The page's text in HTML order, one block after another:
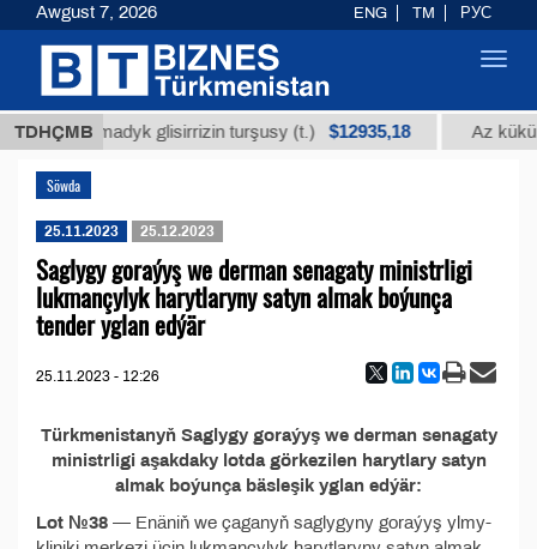
TDHÇMB
arassalanmadyk glisirrizin turşusy (t.) $12935,18 Az
Söwda
25.11.2023 25.12.2023
Saglygy goraýyş we derman senagaty ministrligi
lukmançylyk harytlaryny satyn almak boýunça
tender yglan edýär
25.11.2023 - 12:26
Türkmenistanyň Saglygy goraýyş we derman senagaty
ministrligi aşakdaky lotda görkezilen harytlary satyn
almak boýunça bäsleşik yglan edýär:
Lot №38 — Enäniň we çaganyň saglygyny goraýyş ylmy-
Awgust 7, 2026 ENG TM РУС